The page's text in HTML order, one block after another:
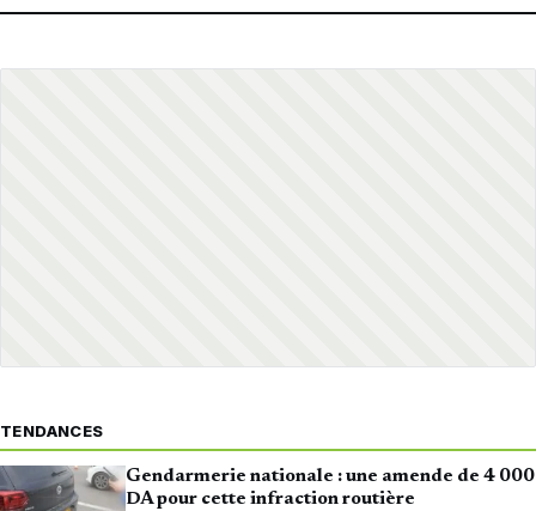
TENDANCES
Gendarmerie nationale : une amende de 4 000
DA pour cette infraction routière